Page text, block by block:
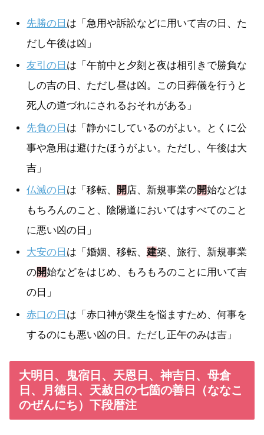
先勝の日 は「急用や訴訟などに用いて吉の日、た
だし午後は凶」
友引の日 は「午前中と夕刻と夜は相引きで勝負な
しの吉の日、ただし昼は凶。この日葬儀を行うと
死人の道づれにされるおそれがある」
先負の日 は「静かにしているのがよい。とくに公
事や急用は避けたほうがよい。ただし、午後は大
吉」
仏滅の日 は「移転、 開 店、新規事業の開始などは
もちろんのこと、陰陽道においてはすべてのこと
に悪い凶の日」
大安の日 は「婚姻、移転、建築、旅行、新規事業
の開始などをはじめ、もろもろのことに用いて吉
の日」
赤口の日 は「赤口神が衆生を悩ますため、何事を
するのにも悪い凶の日。ただし正午のみは吉」
大明日、鬼宿日、天恩日、神吉日、母倉
日、月徳日、天赦日の七箇の善日（ななこ
のぜんにち）下段暦注